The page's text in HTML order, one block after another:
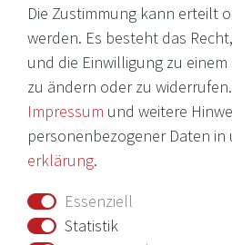
Impressum
Daten­schutz­erklärung
AGB
Barrierefreiheitserklärung
Widerrufs­recht
Vertrag widerrufen
Die Zustimmung kann erteilt
werden. Es besteht das
und die Einwilligung zu
zu ändern oder zu
Impressum und weitere
personenbezogener Daten in
erklärung.
Essenziell
Statistik